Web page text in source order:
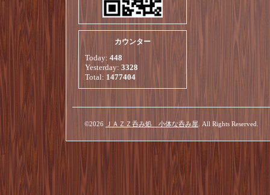
カウンター
Today: 448
Yesterday: 3328
Total: 1477404
©2026 ＪＡＺＺ呑み処 小体な呑み屋 . All Rights Reserved.